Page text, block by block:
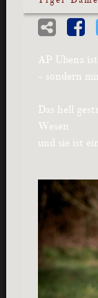
AP Ubena
- sondern
Das hell
Wesen
und sie ist